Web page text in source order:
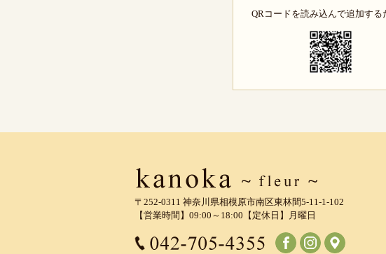
QRコードを読み込んで追加する
〒252-0311 神奈川県相模原市南区東林間5-11-1-102
【営業時間】09:00～18:00【定休日】月曜日
tel.042-705-4355